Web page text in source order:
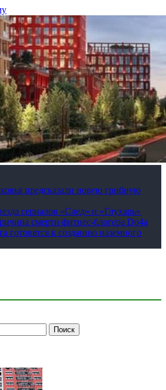
предсказали новую грибную
сериалов «След» и «Глухарь»
смерти фитнес-блогера Do4а
готовятся к созданию наземного